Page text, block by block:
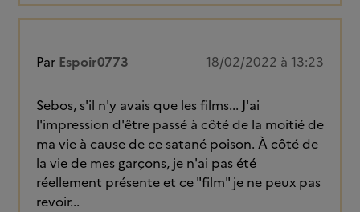
Par Espoir0773 18/02/2022 à 13:23
Sebos, s'il n'y avais que les films... J'ai
l'impression d'être passé à côté de la moitié de
ma vie à cause de ce satané poison. À côté de
la vie de mes garçons, je n'ai pas été
réellement présente et ce "film" je ne peux pas
revoir...